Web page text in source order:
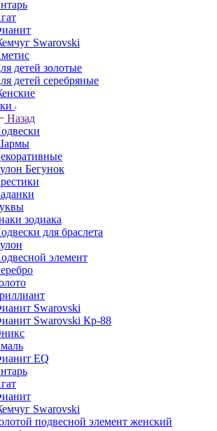
Swarovski
детей золотые
детей серебряные
Назад
Бегунок
зодиака
для браслета
элемент
Swarovski
Swarovski Кр-88
EQ
Swarovski
подвесной элемент женcкий